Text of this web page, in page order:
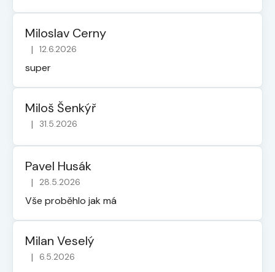
Miloslav Cerny
Hodnocení obchodu je 5 z 5 hvězdiček.
| 12.6.2026
super
Miloš Šenkýř
Hodnocení obchodu je 5 z 5 hvězdiček.
| 31.5.2026
Pavel Husák
Hodnocení obchodu je 5 z 5 hvězdiček.
| 28.5.2026
Vše proběhlo jak má
Milan Veselý
Hodnocení obchodu je 5 z 5 hvězdiček.
| 6.5.2026